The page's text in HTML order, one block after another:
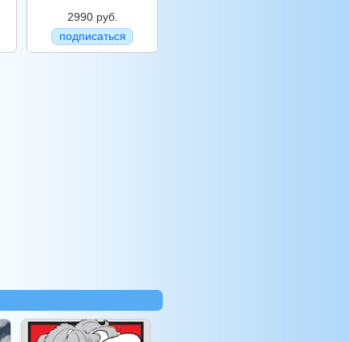
2990 руб.
подписаться